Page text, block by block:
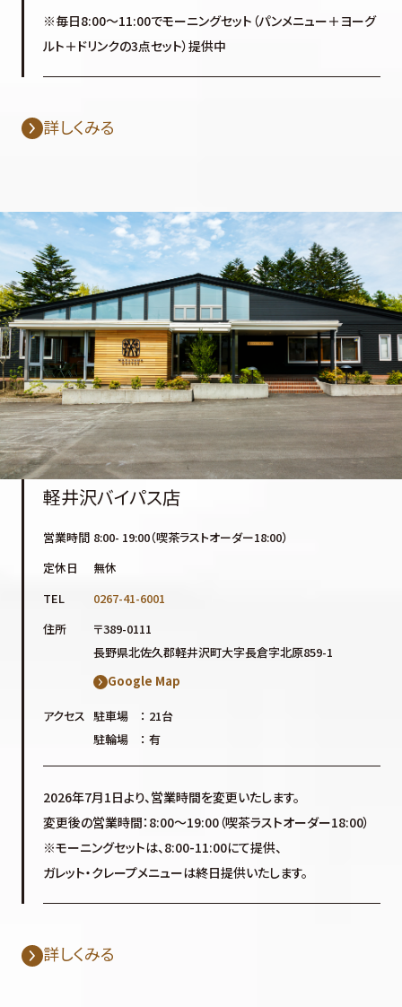
※毎日8:00～11:00でモーニングセット（パンメニュー＋ヨーグ
ルト＋ドリンクの3点セット）提供中
詳しくみる
軽井沢バイパス店
営業時間 8:00- 19:00（喫茶ラストオーダー18:00）
定休日
無休
TEL
0267-41-6001
住所
〒389-0111
長野県北佐久郡軽井沢町大字長倉字北原859-1
Google Map
アクセス 駐車場 ： 21台
駐輪場 ： 有
2026年7月1日より、営業時間を変更いたします。
変更後の営業時間：8:00～19:00（喫茶ラストオーダー18:00）
※モーニングセットは、8:00-11:00にて提供、
ガレット・クレープメニューは終日提供いたします。
詳しくみる